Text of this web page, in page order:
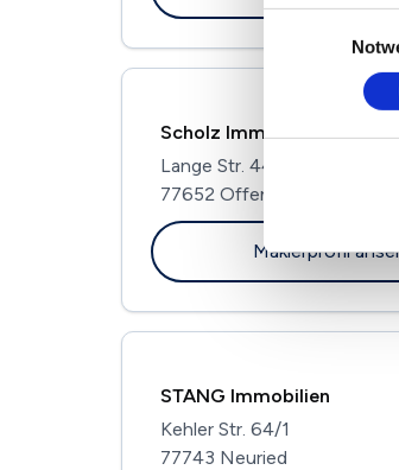
Scholz
Lange Str. 44
77652 Offenburg
Maklerprofil
STANG Immobilien
Kehler Str. 64/1
77743 Neuried